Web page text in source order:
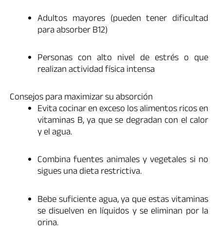
Adultos mayores (pueden tener dificultad
para absorber B12)
Personas con alto nivel de estrés o que
realizan actividad física intensa
Consejos para maximizar su absorción
Evita cocinar en exceso los alimentos ricos en
vitaminas B, ya que se degradan con el calor
y el agua.
Combina fuentes animales y vegetales si no
sigues una dieta restrictiva.
Bebe suficiente agua, ya que estas vitaminas
se disuelven en líquidos y se eliminan por la
orina.